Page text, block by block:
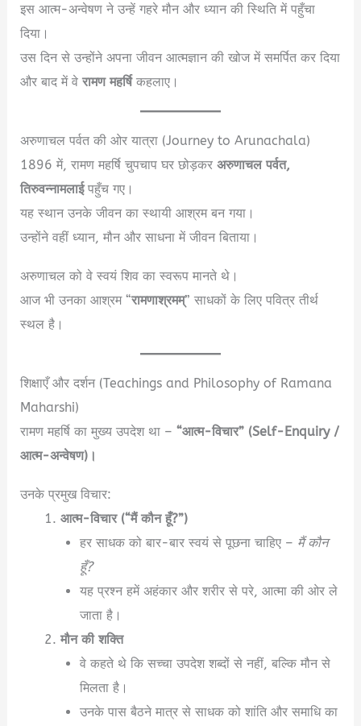
इस आत्म-अन्वेषण ने उन्हें गहरे मौन और ध्यान की स्थिति में पहुँचा
दिया।
उस दिन से उन्होंने अपना जीवन आत्मज्ञान की खोज में समर्पित कर दिया
और बाद में वेरामण महर्षिकहलाए।
अरुणाचल पर्वत की ओर यात्रा (Journey to Arunachala)
1896 में, रामण महर्षि चुपचाप घर छोड़करअरुणाचल पर्वत,
तिरुवन्नामलाईपहुँच गए।
यह स्थान उनके जीवन का स्थायी आश्रम बन गया।
उन्होंने वहीं ध्यान, मौन और साधना में जीवन बिताया।
अरुणाचल को वे स्वयं शिव का स्वरूप मानते थे।
आज भी उनका आश्रम “रामणाश्रमम्” साधकों के लिए पवित्र तीर्थ
स्थल है।
शिक्षाएँ और दर्शन (Teachings and Philosophy of Ramana
Maharshi)
रामण महर्षि का मुख्य उपदेश था –“आत्म-विचार” (Self-Enquiry /
आत्म-अन्वेषण)।
उनके प्रमुख विचार:
आत्म-विचार (“मैं कौन हूँ?”)
हर साधक को बार-बार स्वयं से पूछना चाहिए – मैं कौन
हूँ?
यह प्रश्न हमें अहंकार और शरीर से परे, आत्मा की ओर ले
जाता है।
मौन की शक्ति
वे कहते थे कि सच्चा उपदेश शब्दों से नहीं, बल्कि मौन से
मिलता है।
उनके पास बैठने मात्र से साधक को शांति और समाधि का